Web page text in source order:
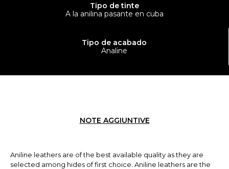
Tipo de tinte
A la anilina pasante en cuba
Tipo de acabado
Analine
NOTE AGGIUNTIVE
Aniline leathers are of the best available quality as they are
selected among hides of first choice. Aniline leathers are the